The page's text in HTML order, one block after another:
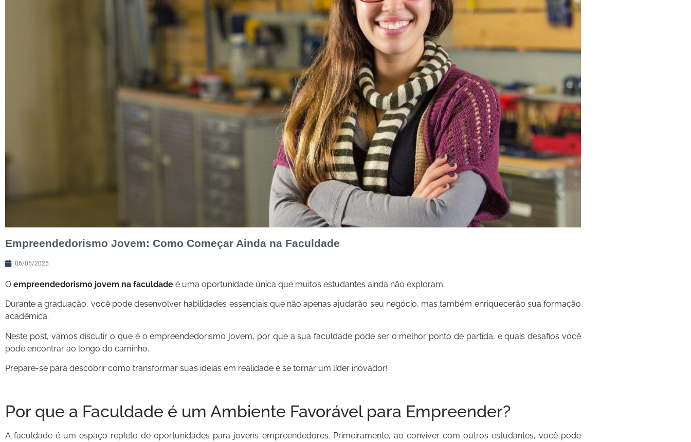
Empreendedorismo Jovem: Como Começar Ainda na Faculdade
06/05/2025
O empreendedorismo jovem na faculdade é uma oportunidade única que muitos estudantes ainda não exploram.
Durante a graduação, você pode desenvolver habilidades essenciais que não apenas ajudarão seu negócio, mas também enriquecerão sua formação
acadêmica.
Neste post, vamos discutir o que é o empreendedorismo jovem, por que a sua faculdade pode ser o melhor ponto de partida, e quais desafios você
pode encontrar ao longo do caminho.
Prepare-se para descobrir como transformar suas ideias em realidade e se tornar um líder inovador!
Por que a Faculdade é um Ambiente Favorável para Empreender?
A faculdade é um espaço repleto de oportunidades para jovens empreendedores. Primeiramente, ao conviver com outros estudantes, você pode